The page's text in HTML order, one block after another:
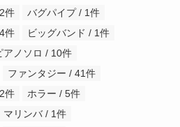
件
バグパイプ / 1件
件
ビッグバンド / 1件
アノソロ / 10件
ファンタジー / 41件
件
ホラー / 5件
マリンバ / 1件